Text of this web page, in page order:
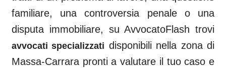
familiare, una controversia penale o una
disputa immobiliare, su AvvocatoFlash trovi
avvocati specializzati disponibili nella zona di
Massa-Carrara pronti a valutare il tuo caso e